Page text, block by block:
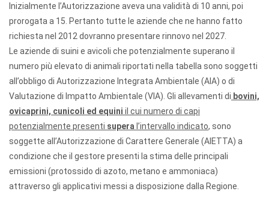
Inizialmente l’Autorizzazione aveva una validità di 10 anni, poi
prorogata a 15. Pertanto tutte le aziende che ne hanno fatto
richiesta nel 2012 dovranno presentare rinnovo nel 2027.
Le aziende di suini e avicoli che potenzialmente superano il
numero più elevato di animali riportati nella tabella sono soggetti
all’obbligo di Autorizzazione Integrata Ambientale (AIA) o di
Valutazione di Impatto Ambientale (VIA). Gli allevamenti di bovini,
ovicaprini, cunicoli ed equini il cui numero di capi
potenzialmente presenti supera l’intervallo indicato, sono
soggette all’Autorizzazione di Carattere Generale (AIETTA) a
condizione che il gestore presenti la stima delle principali
emissioni (protossido di azoto, metano e ammoniaca)
attraverso gli applicativi messi a disposizione dalla Regione.